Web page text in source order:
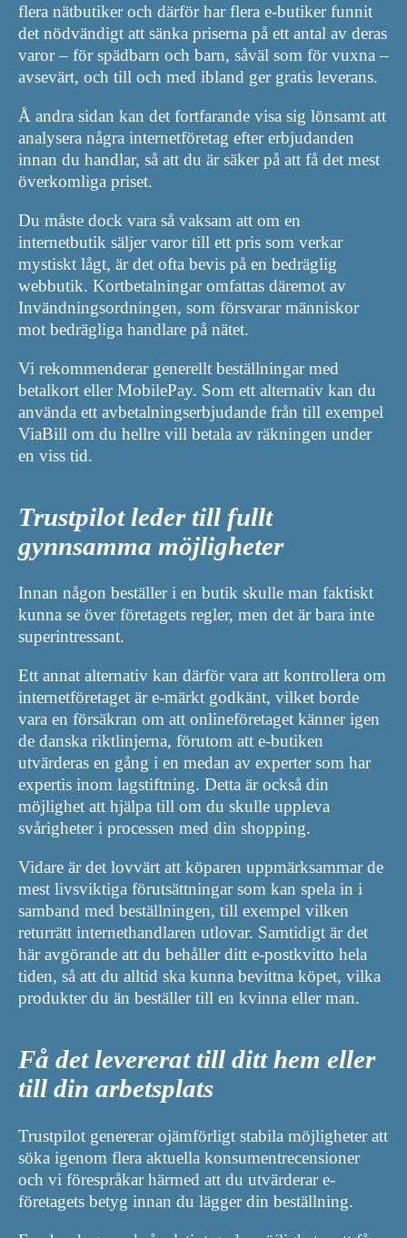
flera nätbutiker och därför har flera e-butiker funnit
det nödvändigt att sänka priserna på ett antal av deras
varor – för spädbarn och barn, såväl som för vuxna –
avsevärt, och till och med ibland ger gratis leverans.
Å andra sidan kan det fortfarande visa sig lönsamt att
analysera några internetföretag efter erbjudanden
innan du handlar, så att du är säker på att få det mest
överkomliga priset.
Du måste dock vara så vaksam att om en
internetbutik säljer varor till ett pris som verkar
mystiskt lågt, är det ofta bevis på en bedräglig
webbutik. Kortbetalningar omfattas däremot av
Invändningsordningen, som försvarar människor
mot bedrägliga handlare på nätet.
Vi rekommenderar generellt beställningar med
betalkort eller MobilePay. Som ett alternativ kan du
använda ett avbetalningserbjudande från till exempel
ViaBill om du hellre vill betala av räkningen under
en viss tid.
Trustpilot leder till fullt
gynnsamma möjligheter
Innan någon beställer i en butik skulle man faktiskt
kunna se över företagets regler, men det är bara inte
superintressant.
Ett annat alternativ kan därför vara att kontrollera om
internetföretaget är e-märkt godkänt, vilket borde
vara en försäkran om att onlineföretaget känner igen
de danska riktlinjerna, förutom att e-butiken
utvärderas en gång i en medan av experter som har
expertis inom lagstiftning. Detta är också din
möjlighet att hjälpa till om du skulle uppleva
svårigheter i processen med din shopping.
Vidare är det lovvärt att köparen uppmärksammar de
mest livsviktiga förutsättningar som kan spela in i
samband med beställningen, till exempel vilken
returrätt internethandlaren utlovar. Samtidigt är det
här avgörande att du behåller ditt e-postkvitto hela
tiden, så att du alltid ska kunna bevittna köpet, vilka
produkter du än beställer till en kvinna eller man.
Få det levererat till ditt hem eller
till din arbetsplats
Trustpilot genererar ojämförligt stabila möjligheter att
söka igenom flera aktuella konsumentrecensioner
och vi förespråkar härmed att du utvärderar e-
företagets betyg innan du lägger din beställning.